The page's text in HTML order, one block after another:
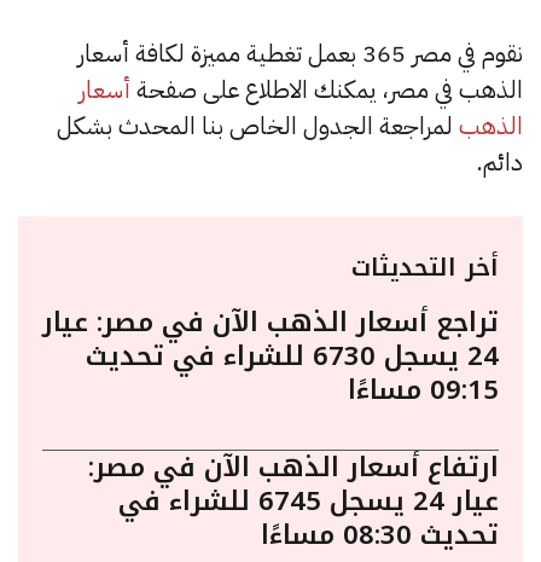
نقوم في مصر 365 بعمل تغطية مميزة لكافة أسعار
الذهب في مصر، يمكنك الاطلاع على صفحة أسعار
الذهب لمراجعة الجدول الخاص بنا المحدث بشكل
دائم.
أخر التحديثات
تراجع أسعار الذهب الآن في مصر: عيار
24 يسجل 6730 للشراء في تحديث
09:15 مساءًا
ارتفاع أسعار الذهب الآن في مصر:
عيار 24 يسجل 6745 للشراء في
تحديث 08:30 مساءًا